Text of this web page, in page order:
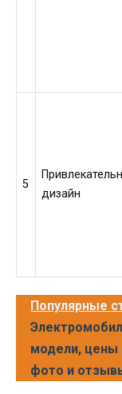
5
дизайн
Популярные
модели, цены
фото и